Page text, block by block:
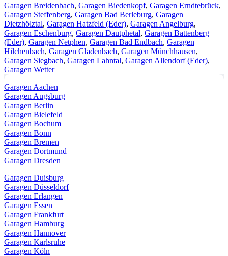
Garagen Breidenbach, Garagen Biedenkopf, Garagen Erndtebrück,
Garagen Steffenberg, Garagen Bad Berleburg, Garagen
Dietzhölztal, Garagen Hatzfeld (Eder), Garagen Angelburg,
Garagen Eschenburg, Garagen Dautphetal, Garagen Battenberg
(Eder), Garagen Netphen, Garagen Bad Endbach, Garagen
Hilchenbach, Garagen Gladenbach, Garagen Münchhausen,
Garagen Siegbach, Garagen Lahntal, Garagen Allendorf (Eder),
Garagen Wetter
Garagen Aachen
Garagen Augsburg
Garagen Berlin
Garagen Bielefeld
Garagen Bochum
Garagen Bonn
Garagen Bremen
Garagen Dortmund
Garagen Dresden
Garagen Duisburg
Garagen Düsseldorf
Garagen Erlangen
Garagen Essen
Garagen Frankfurt
Garagen Hamburg
Garagen Hannover
Garagen Karlsruhe
Garagen Köln